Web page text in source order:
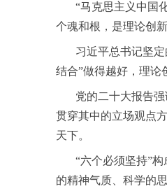
“马克思主义中国化
个魂和根，是理论创
习近平总书记坚定
结合”做得越好，理论
党的二十大报告强
贯穿其中的立场观点
天下。
“六个必须坚持”构
的精神气质、科学的